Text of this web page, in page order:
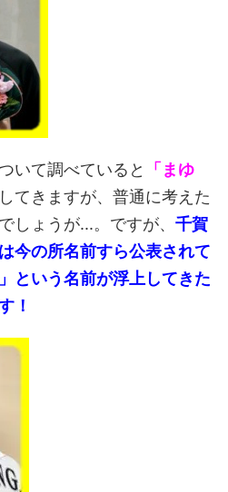
いて調べていると
「まゆ
てきますが、普通に考えた
しょうが...。ですが、 千賀
今の所名前すら公表されて
という名前が浮上してきた
！